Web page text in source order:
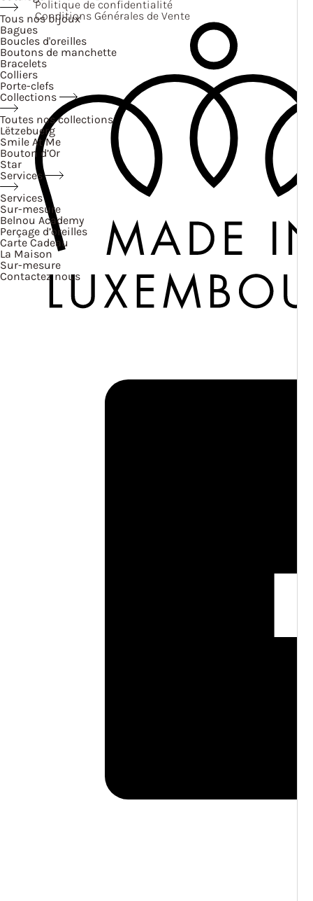
Tous nos bijoux
Bagues
Boucles d'oreilles
Boutons de manchette
Bracelets
Colliers
Porte-clefs
Collections
Toutes nos collections
Lëtzebuerg
Smile At Me
Bouton d’Or
Star
Services
Services
Sur-mesure
Belnou Academy
Perçage d’oreilles
Carte Cadeau
La Maison
Sur-mesure
Contactez nous
Politique de confidentialité
Conditions Générales de Vente